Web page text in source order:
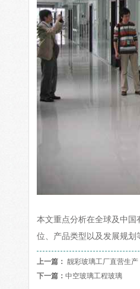
本文重点分析在全球及中国
位、产品类型以及发展规划
上一篇： 靓彩玻璃工厂直营生产
下一篇： 中空玻璃工程玻璃